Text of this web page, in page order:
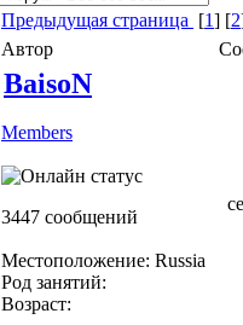
Предыдущая страница [1] [2
Автор
BaisoN
Members
3447 сообщений
Местоположение: Russia
Род занятий:
Возраст: